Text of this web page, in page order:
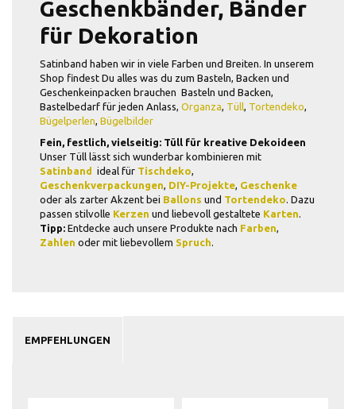
Geschenkbänder, Bänder
für Dekoration
Satinband haben wir in viele Farben und Breiten. In unserem
Shop findest Du alles was du zum Basteln, Backen und
Geschenkeinpacken brauchen Basteln und Backen,
Bastelbedarf für jeden Anlass, Organza, Tüll, Tortendeko,
Bügelperlen, Bügelbilder
Fein, festlich, vielseitig: Tüll für kreative Dekoideen
Unser Tüll lässt sich wunderbar kombinieren mit
Satinband  ideal für Tischdeko,
Geschenkverpackungen, DIY-Projekte, Geschenke
oder als zarter Akzent bei Ballons und Tortendeko. Dazu
passen stilvolle Kerzen und liebevoll gestaltete Karten.
Tipp: Entdecke auch unsere Produkte nach Farben,
Zahlen oder mit liebevollem Spruch.
EMPFEHLUNGEN